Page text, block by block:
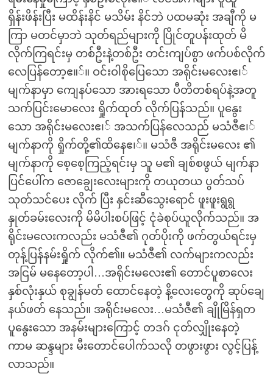
ရှိန်းဖိန်းပြီး မထိန်းနိင် မသိမ်း နိင်ဘဲ ပထမဆုံး အချီကို မ
ကြာ မတင်မှာဘဲ သုတ်ရည်များကို ပြိုင်တူပန်းထုတ် မိ
လိုက်ကြရင်းမှ တစ်ဦးနဲ့တစ်ဦး တင်းကျပ်စွာ ဖက်ပစ်လိုက်
လေပြန်တော့ဧ။်။ ဝင်းဝါစိုပြေသော အရိုင်းမလေးဧ၊်
မျက်နာမှာ ကျေနပ်သော အားရသော ပီတိတစ်ရပ်နဲ့အတူ
သက်ပြင်းမောလေး ရှိုက်ထုတ် လိုက်ပြန်သည်။ ပူနွေး
သော အရိုင်းမလေးဧ၊် အသက်ပြန်လေသည် မသံဇီဧ၊်
မျက်နာကို ရှိုက်တို့၏ထိနေဧ၊်။ မသံဇီ အရိုင်းမလေး ၏
မျက်နာကို စေ့စေ့ကြည့်ရင်းမှ သူ မ၏ ချစ်စဖွယ် မျက်နာ
ပြင်ပေါ်က ဇောချွေးလေးများကို တယုတယ ပွတ်သပ်
သုတ်သင်ပေး လိုက် ပြီး နှင်းဆီသွေးရောင် ဖူးဖူးရွရွ
နှုတ်ခမ်းလေးကို မိမိပါးစပ်ဖြင့် ငုံခဲစုပ်ယူလိုက်သည်။ အ
ရိုင်းမလေးကလည်း မသံဇီ၏ ဂုတ်ပိုးကို ဖက်တွယ်ရင်းမှ
တုန့်ပြန်နမ်းရှိုက် လိုက်၏။ မသံဇီ၏ လက်များကလည်း
အငြမ် မနေတော့ပါ…အရိုင်းမလေး၏ တောင်ပူစာလေး
နှစ်လုံးနှယ် စုချွန်မတ် ထောင်နေတဲ့ နိ့လေးတွေကို ဆုပ်ချေ
နယ်ဖတ် နေသည်။ အရိုင်းမလေး…မသံဇီ၏ ချိုမြိန်ရှတ
ပူနွေးသော အနမ်းများကြောင့် တဒဂ် ငုတ်လျှိုးနေတဲ့
ကာမ ဆန္ဒများ မီးတောင်ပေါက်သလို တဖွားဖွား လွင့်ပြန့်
လာသည်။